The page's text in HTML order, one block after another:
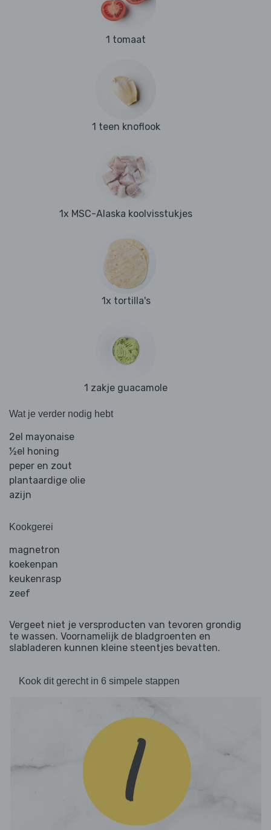
1 tomaat
1 teen knoflook
1x MSC-Alaska koolvisstukjes
1x tortilla's
1 zakje guacamole
Wat je verder nodig hebt
2el mayonaise
½el honing
peper en zout
plantaardige olie
azijn
Kookgerei
magnetron
koekenpan
keukenrasp
zeef
Vergeet niet je versproducten van tevoren grondig
te wassen. Voornamelijk de bladgroenten en
slabladeren kunnen kleine steentjes bevatten.
Kook dit gerecht in 6 simpele stappen